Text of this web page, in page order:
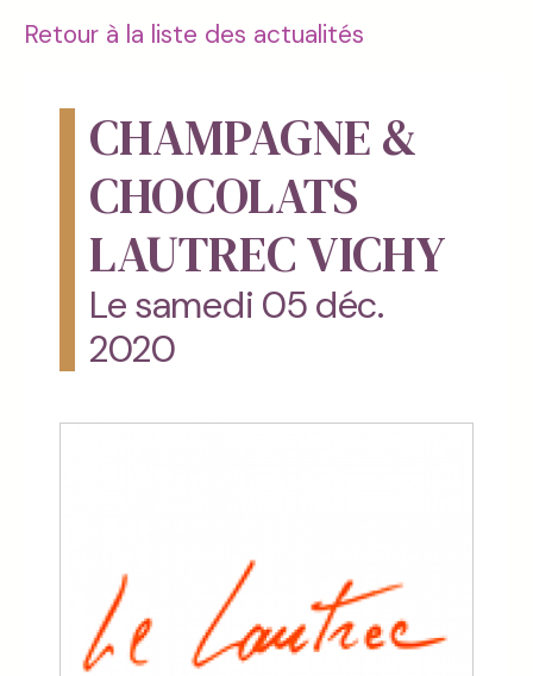
Retour à la liste des actualités
CHAMPAGNE &
CHOCOLATS
LAUTREC VICHY
Le samedi 05 déc.
2020